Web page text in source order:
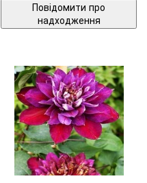
Повідомити про
надходження